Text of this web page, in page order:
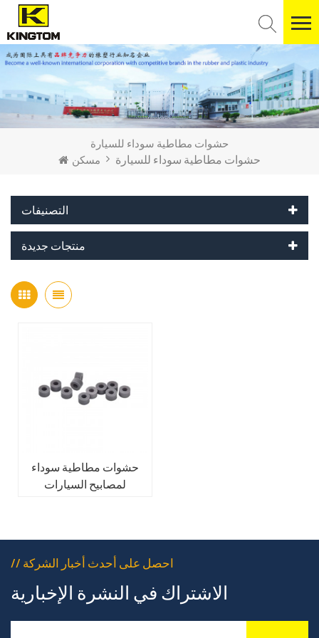
حشوات مطاطية سوداء للسيارة
مسكن
حشوات مطاطية سوداء للسيارة
التصنيفات
منتجات جديدة
حشوات مطاطية سوداء
لمصابيح السيارات
// احصل على أحدث أخبار الشركة
الاشتراك في النشرة الإخبارية